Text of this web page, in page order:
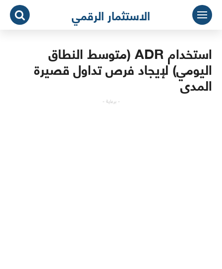
التجاوز
المحتوى
الاستثمار الرقمي
استخدام ADR (متوسط النطاق
اليومي) لإيجاد فرص تداول قصيرة
المدى
- برعاية -